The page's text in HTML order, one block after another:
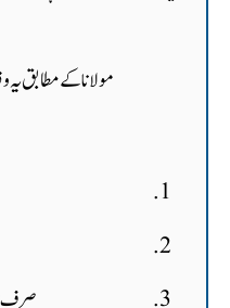
مولانا کے مطابق
صرف